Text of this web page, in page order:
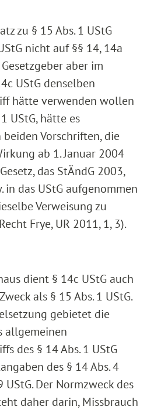
zu § 15 Abs. 1 UStG
nicht auf §§ 14, 14a
aber im
UStG denselben
hätte verwenden wollen
UStG, hätte es
Vorschriften, die
ab 1. Januar 2004
das StÄndG 2003,
in das UStG aufgenommen
Verweisung zu
Frye, UR 2011, 1, 3).
dient § 14c UStG auch
als § 15 Abs. 1 UStG.
gebietet die
allgemeinen
des § 14 Abs. 1 UStG
des § 14 Abs. 4
UStG. Der Normzweck des
daher darin, Missbrauch